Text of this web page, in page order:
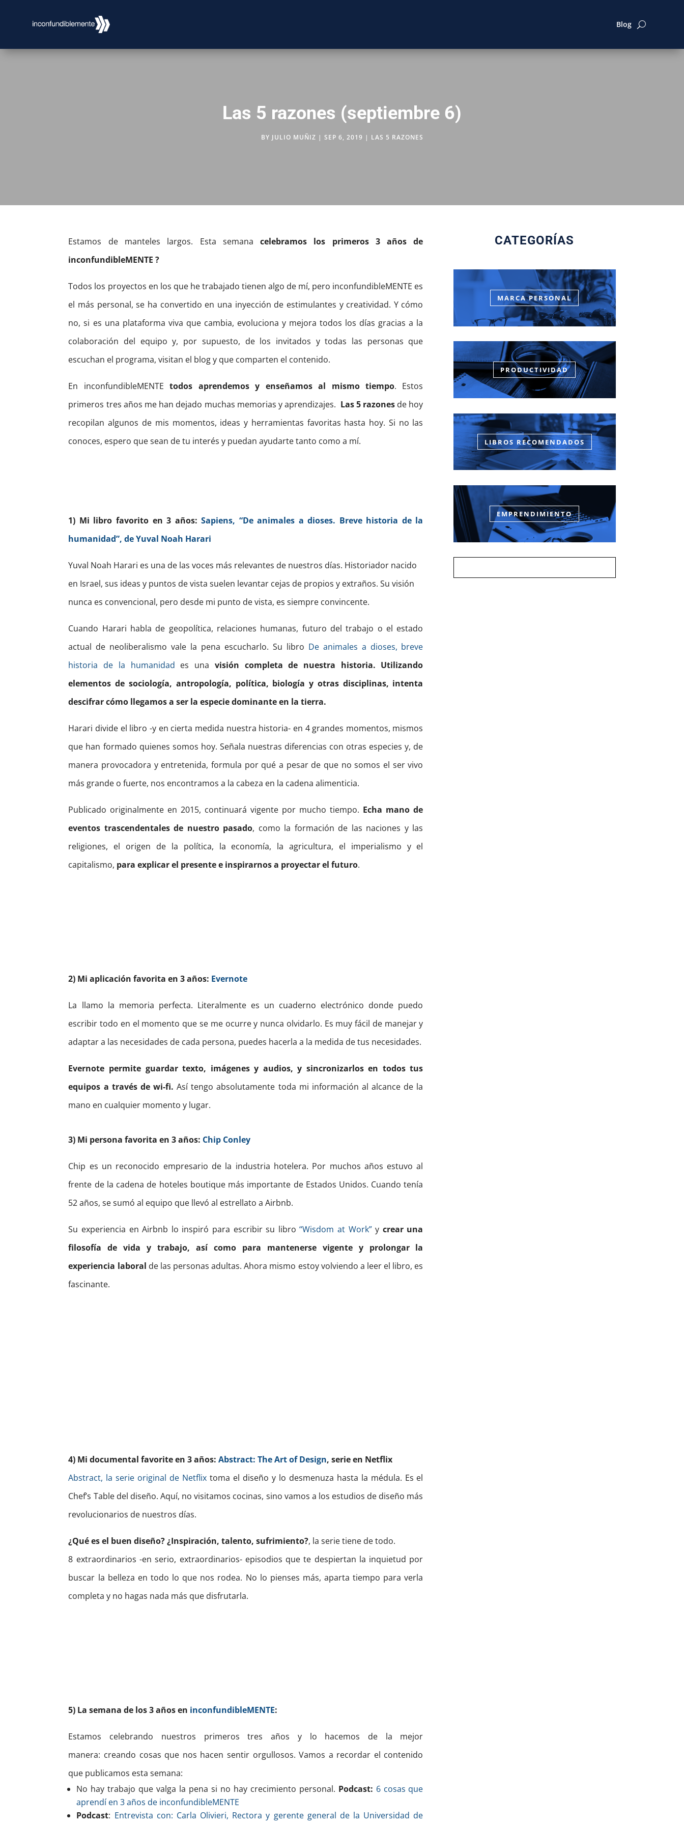
Blog
Las 5 razones (septiembre 6)
BY JULIO MUÑIZ | SEP 6, 2019 | LAS 5 RAZONES
Estamos de manteles largos. Esta semanacelebramos los primeros 3 años de
inconfundibleMENTE ?
Todos los proyectos en los que he trabajado tienen algo de mí, pero inconfundibleMENTE es
el más personal, se ha convertido en una inyección de estimulantes y creatividad. Y cómo
no, si es una plataforma viva que cambia, evoluciona y mejora todos los días gracias a la
colaboración del equipo y, por supuesto, de los invitados y todas las personas que
escuchan el programa, visitan el blog y que comparten el contenido.
En inconfundibleMENTEtodos aprendemos y enseñamos al mismo tiempo. Estos
primeros tres años me han dejado muchas memorias y aprendizajes. Las 5 razones de hoy
recopilan algunos de mis momentos, ideas y herramientas favoritas hasta hoy. Si no las
conoces, espero que sean de tu interés y puedan ayudarte tanto como a mí.
1) Mi libro favorito en 3 años:Sapiens, “De animales a dioses. Breve historia de la
humanidad”, de Yuval Noah Harari
Yuval Noah Harari es una de las voces más relevantes de nuestros días. Historiador nacido
en Israel, sus ideas y puntos de vista suelen levantar cejas de propios y extraños. Su visión
nunca es convencional, pero desde mi punto de vista, es siempre convincente.
Cuando Harari habla de geopolítica, relaciones humanas, futuro del trabajo o el estado
actual de neoliberalismo vale la pena escucharlo. Su libro De animales a dioses, breve
historia de la humanidad es una visión completa de nuestra historia. Utilizando
elementos de sociología, antropología, política, biología y otras disciplinas, intenta
descifrar cómo llegamos a ser la especie dominante en la tierra.
Harari divide el libro -y en cierta medida nuestra historia- en 4 grandes momentos, mismos
que han formado quienes somos hoy. Señala nuestras diferencias con otras especies y, de
manera provocadora y entretenida, formula por qué a pesar de que no somos el ser vivo
más grande o fuerte, nos encontramos a la cabeza en la cadena alimenticia.
Publicado originalmente en 2015, continuará vigente por mucho tiempo. Echa mano de
eventos trascendentales de nuestro pasado, como la formación de las naciones y las
religiones, el origen de la política, la economía, la agricultura, el imperialismo y el
capitalismo, para explicar el presente e inspirarnos a proyectar el futuro.
2) Mi aplicación favorita en 3 años: Evernote
La llamo la memoria perfecta. Literalmente es un cuaderno electrónico donde puedo
escribir todo en el momento que se me ocurre y nunca olvidarlo. Es muy fácil de manejar y
adaptar a las necesidades de cada persona, puedes hacerla a la medida de tus necesidades.
Evernote permite guardar texto, imágenes y audios, y sincronizarlos en todos tus
equipos a través de wi-fi. Así tengo absolutamente toda mi información al alcance de la
mano en cualquier momento y lugar.
3) Mi persona favorita en 3 años: Chip Conley
Chip es un reconocido empresario de la industria hotelera. Por muchos años estuvo al
frente de la cadena de hoteles boutique más importante de Estados Unidos. Cuando tenía
52 años, se sumó al equipo que llevó al estrellato a Airbnb.
Su experiencia en Airbnb lo inspiró para escribir su libro“Wisdom at Work”y crear una
filosofía de vida y trabajo, así como para mantenerse vigente y prolongar la
experiencia laboral de las personas adultas. Ahora mismo estoy volviendo a leer el libro, es
fascinante.
4) Mi documental favorite en 3 años:Abstract: The Art of Design, serie en Netflix
Abstract, la serie original de Netflix toma el diseño y lo desmenuza hasta la médula. Es el
Chef’s Table del diseño. Aquí, no visitamos cocinas, sino vamos a los estudios de diseño más
revolucionarios de nuestros días.
¿Qué es el buen diseño? ¿Inspiración, talento, sufrimiento?, la serie tiene de todo.
8 extraordinarios -en serio, extraordinarios- episodios que te despiertan la inquietud por
buscar la belleza en todo lo que nos rodea. No lo pienses más, aparta tiempo para verla
completa y no hagas nada más que disfrutarla.
5) La semana de los 3 años en inconfundibleMENTE:
Estamos celebrando nuestros primeros tres años y lo hacemos de la mejor
manera: creando cosas que nos hacen sentir orgullosos. Vamos a recordar el contenido
que publicamos esta semana:
No hay trabajo que valga la pena si no hay crecimiento personal. Podcast: 6 cosas que
aprendí en 3 años de inconfundibleMENTE
Podcast: Entrevista con: Carla Olivieri, Rectora y gerente general de la Universidad de
CATEGORÍAS
MARCA PERSONAL
PRODUCTIVIDAD
LIBROS RECOMENDADOS
EMPRENDIMIENTO